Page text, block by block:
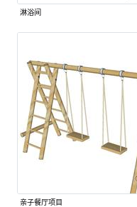
淋浴间
亲子餐厅项目